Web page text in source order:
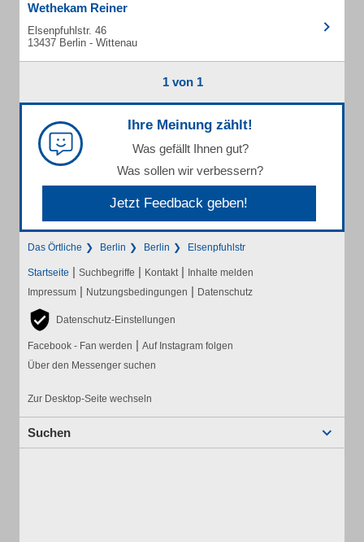
Wethekam Reiner
Elsenpfuhlstr. 46
13437 Berlin - Wittenau
1 von 1
Ihre Meinung zählt!
Was gefällt Ihnen gut?
Was sollen wir verbessern?
Jetzt Feedback geben!
Das Örtliche Berlin Berlin Elsenpfuhlstr
Startseite | Suchbegriffe | Kontakt | Inhalte melden
Impressum | Nutzungsbedingungen | Datenschutz
Datenschutz-Einstellungen
Facebook - Fan werden | Auf Instagram folgen
Über den Messenger suchen
Zur Desktop-Seite wechseln
Suchen